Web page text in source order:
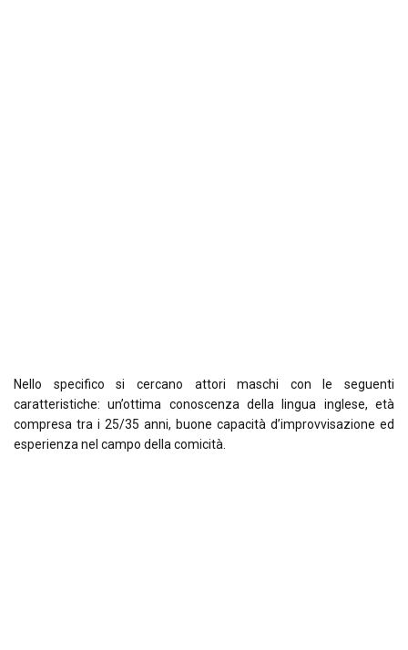
Nello specifico si cercano attori maschi con le seguenti
caratteristiche: un’ottima conoscenza della lingua inglese, età
compresa tra i 25/35 anni, buone capacità d’improvvisazione ed
esperienza nel campo della comicità.